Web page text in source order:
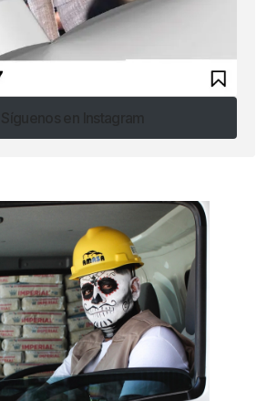
Síguenos en Instagram